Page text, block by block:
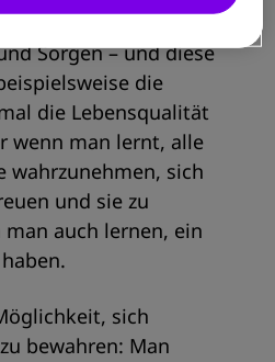
uns seine
Sorgen – und diese
die
die Lebensqualität
wenn man lernt, alle
wahrzunehmen, sich
und sie zu
auch lernen, ein
sich
bewahren: Man